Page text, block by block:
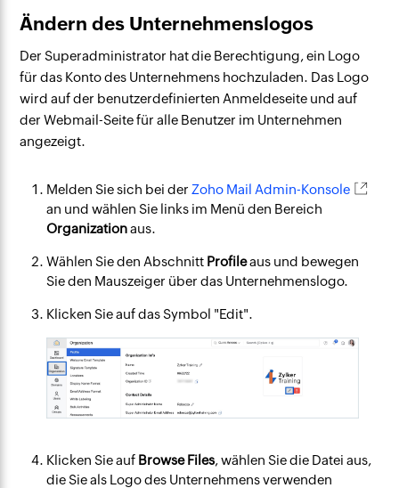
Ändern des Unternehmenslogos
Der Superadministrator hat die Berechtigung, ein Logo
für das Konto des Unternehmens hochzuladen. Das Logo
wird auf der benutzerdefinierten Anmeldeseite und auf
der Webmail-Seite für alle Benutzer im Unternehmen
angezeigt.
Melden Sie sich bei der Zoho Mail Admin-Konsole
an und wählen Sie links im Menü den Bereich
Organizationaus.
Wählen Sie den Abschnitt Profileaus und bewegen
Sie den Mauszeiger über das Unternehmenslogo.
Klicken Sie auf das Symbol "Edit".
Klicken Sie auf Browse Files, wählen Sie die Datei aus,
die Sie als Logo des Unternehmens verwenden